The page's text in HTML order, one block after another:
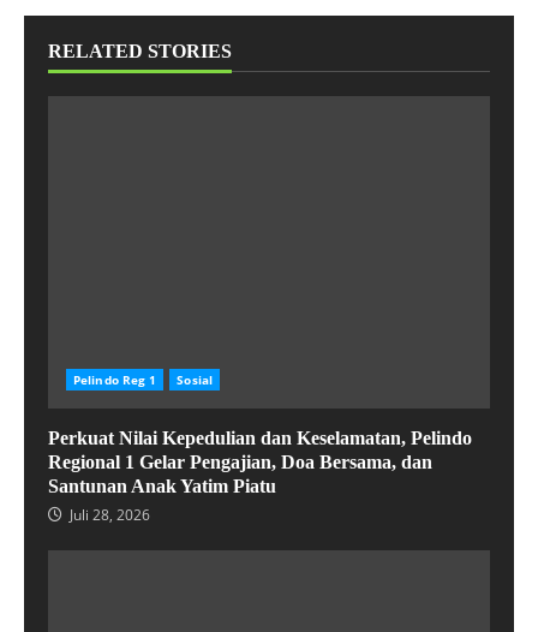
RELATED STORIES
Pelindo Reg 1 Sosial
Perkuat Nilai Kepedulian dan Keselamatan, Pelindo
Regional 1 Gelar Pengajian, Doa Bersama, dan
Santunan Anak Yatim Piatu
Juli 28, 2026